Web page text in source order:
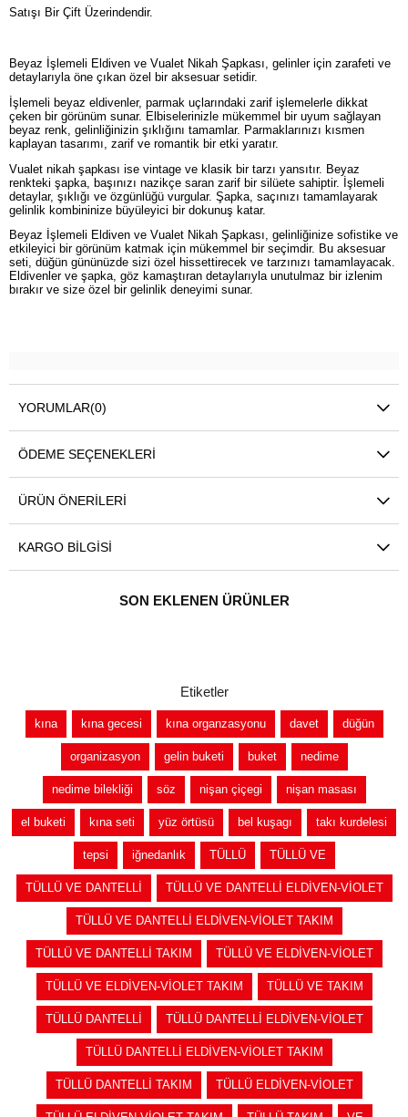
Satışı Bir Çift Üzerindendir.
Beyaz İşlemeli Eldiven ve Vualet Nikah Şapkası, gelinler için zarafeti ve
detaylarıyla öne çıkan özel bir aksesuar setidir.
İşlemeli beyaz eldivenler, parmak uçlarındaki zarif işlemelerle dikkat
çeken bir görünüm sunar. Elbiselerinizle mükemmel bir uyum sağlayan
beyaz renk, gelinliğinizin şıklığını tamamlar. Parmaklarınızı kısmen
kaplayan tasarımı, zarif ve romantik bir etki yaratır.
Vualet nikah şapkası ise vintage ve klasik bir tarzı yansıtır. Beyaz
renkteki şapka, başınızı nazikçe saran zarif bir silüete sahiptir. İşlemeli
detaylar, şıklığı ve özgünlüğü vurgular. Şapka, saçınızı tamamlayarak
gelinlik kombininize büyüleyici bir dokunuş katar.
Beyaz İşlemeli Eldiven ve Vualet Nikah Şapkası, gelinliğinize sofistike ve
etkileyici bir görünüm katmak için mükemmel bir seçimdir. Bu aksesuar
seti, düğün gününüzde sizi özel hissettirecek ve tarzınızı tamamlayacak.
Eldivenler ve şapka, göz kamaştıran detaylarıyla unutulmaz bir izlenim
bırakır ve size özel bir gelinlik deneyimi sunar.
YORUMLAR(0)
ÖDEME SEÇENEKLERI
ÜRÜN ÖNERILERI
KARGO BILGISI
SON EKLENEN ÜRÜNLER
Etiketler
kına kına gecesi kına organzasyonu davet düğün
organizasyon gelin buketi buket nedime
nedime bilekliği söz nişan çiçegi nişan masası
el buketi kına seti yüz örtüsü bel kuşagı takı kurdelesi
tepsi iğnedanlık TÜLLÜ TÜLLÜ VE
TÜLLÜ VE DANTELLİ TÜLLÜ VE DANTELLİ ELDİVEN-VİOLET
TÜLLÜ VE DANTELLİ ELDİVEN-VİOLET TAKIM
TÜLLÜ VE DANTELLİ TAKIM TÜLLÜ VE ELDİVEN-VİOLET
TÜLLÜ VE ELDİVEN-VİOLET TAKIM TÜLLÜ VE TAKIM
TÜLLÜ DANTELLİ TÜLLÜ DANTELLİ ELDİVEN-VİOLET
TÜLLÜ DANTELLİ ELDİVEN-VİOLET TAKIM
TÜLLÜ DANTELLİ TAKIM TÜLLÜ ELDİVEN-VİOLET